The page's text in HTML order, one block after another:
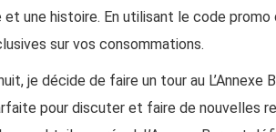
et une histoire. En utilisant le code
sur vos consommations.
je décide de faire un tour au L’Annexe
pour discuter et faire de nouvelles